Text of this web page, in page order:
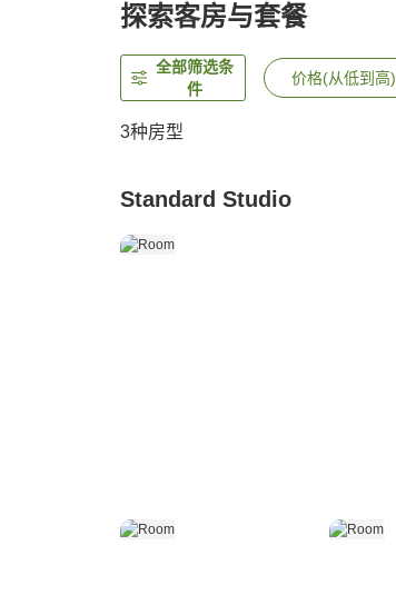
探索客房与套餐
全部筛选条
件
价格(从低到高)
3种房型
Standard Studio